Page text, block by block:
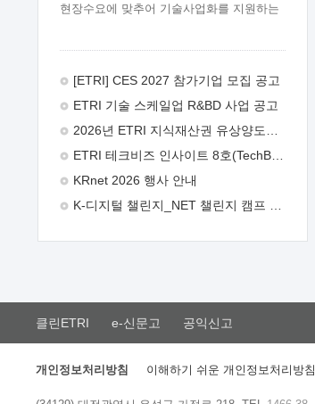
현장수요에 맞추어 기술사업화를 지원하는
주시기 바랍니다. 2026년 8월
추진목적: ETRI 인력을 기업현장에 파견.
기술지원을 실시함으로써 ETRI 개발기술의
극대화하고, 지원기업을 강견기업으로
육성하고자 함.  신청자격: ETRI
ETRI 창업/연구소기업, 기술이전/출자기업
(2 ~ 3년차) 연봉의 40%  추진일정(1)
희망기업 신청/접수(2)희망인력-희망기업
매칭(3)현장조사/ 선정(심의)(4)협약체결
26일 9월초순 9월 중순 10월 이후*
[ETRI] CES 2027 참가기업 모집 공고
ETRI 기술 스케일업 R&BD 사업 공고
ETRI 테크비즈 인사이트 8호(TechBiz Insight Vol.8) 발간
KRnet 2026 행사 안내
클린ETRI e-신문고 공익신고
개인정보처리방침 이해하기 쉬운 개인정보처리방침